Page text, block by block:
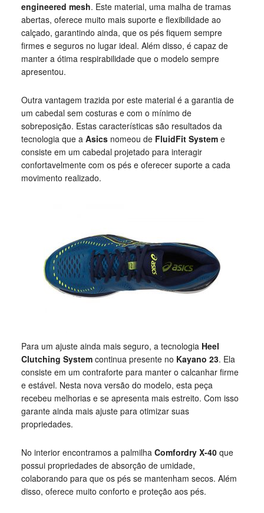
engineered mesh. Este material, uma malha de tramas
abertas, oferece muito mais suporte e flexibilidade ao
calçado, garantindo ainda, que os pés fiquem sempre
firmes e seguros no lugar ideal. Além disso, é capaz de
manter a ótima respirabilidade que o modelo sempre
apresentou.
Outra vantagem trazida por este material é a garantia de
um cabedal sem costuras e com o mínimo de
sobreposição. Estas características são resultados da
tecnologia que a Asics nomeou de FluidFit System e
consiste em um cabedal projetado para interagir
confortavelmente com os pés e oferecer suporte a cada
movimento realizado.
Para um ajuste ainda mais seguro, a tecnologia Heel
Clutching System continua presente no Kayano 23. Ela
consiste em um contraforte para manter o calcanhar firme
e estável. Nesta nova versão do modelo, esta peça
recebeu melhorias e se apresenta mais estreito. Com isso
garante ainda mais ajuste para otimizar suas
propriedades.
No interior encontramos a palmilha Comfordry X-40 que
possui propriedades de absorção de umidade,
colaborando para que os pés se mantenham secos. Além
disso, oferece muito conforto e proteção aos pés.